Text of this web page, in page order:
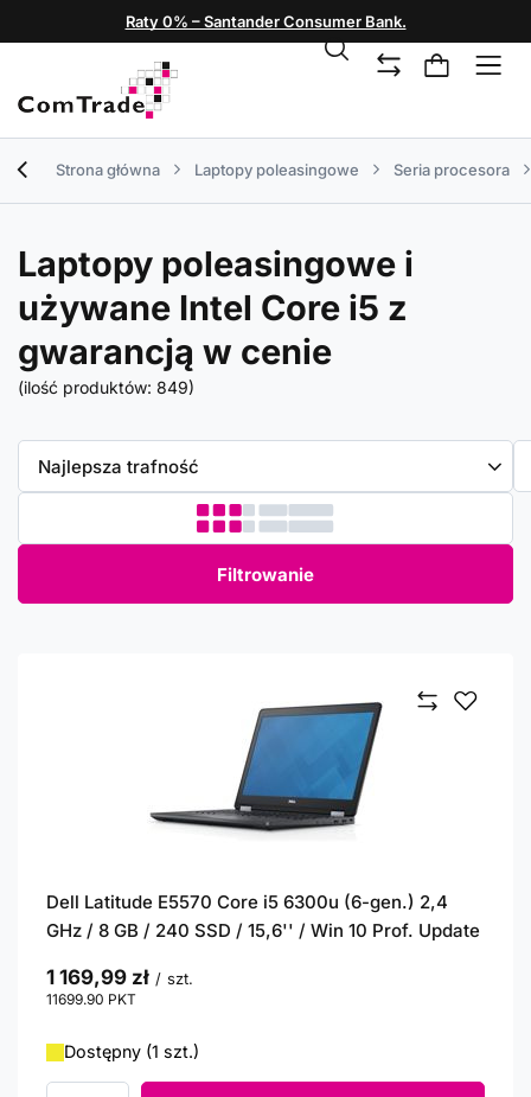
Raty 0% – Santander Consumer Bank.
Strona główna Laptopy poleasingowe Seria procesora
Laptopy poleasingowe i
używane Intel Core i5 z
gwarancją w cenie
(ilość produktów: 849)
Zmień sortowanie
Najlepsza trafność
Filtrowanie
Dell Latitude E5570 Core i5 6300u (6-gen.) 2,4
GHz / 8 GB / 240 SSD / 15,6'' / Win 10 Prof. Update
1 169,99 zł / szt.
11699.90 PKT
Dostępny (1 szt.)